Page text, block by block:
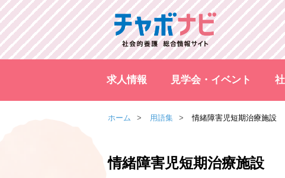
求人情報 見学会・イベント
ホーム 用語集 情緒障害児短期治療施設
情緒障害児短期治療施設